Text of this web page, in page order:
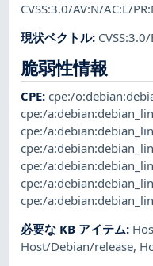
CVSS:3.0/AV:N/AC:L/
現状ベクトル:
脆弱性情報
CPE:cpe:/
cpe:/
cpe:/
cpe:/
cpe:/
cpe:/
cpe:/
必要な KB アイテム:
Host/Debian/release,